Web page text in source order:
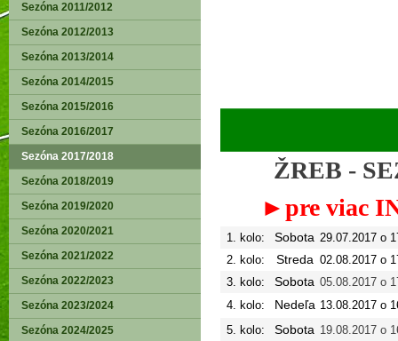
ŽREB -
►pre viac
1. kolo: Sobota 29.07.2017 o
2. kolo:
Streda 02.08.2017 o
3. kolo:
Sobota 05.08.2017 o
4. kolo:
Nedeľa 13.08.2017 o
5. kolo:
Sobota 19.08.2017 o
Sezóna 2011/2012
Sezóna 2012/2013
Sezóna 2013/2014
Sezóna 2014/2015
Sezóna 2015/2016
Sezóna 2016/2017
Sezóna 2017/2018
Sezóna 2018/2019
Sezóna 2019/2020
Sezóna 2020/2021
Sezóna 2021/2022
Sezóna 2022/2023
Sezóna 2023/2024
Sezóna 2024/2025